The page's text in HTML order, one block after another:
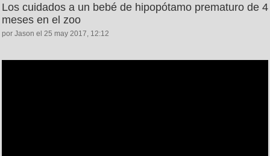
Los cuidados a un bebé de hipopótamo prematuro de 4
meses en el zoo
por Jason el 25 may 2017, 12:12